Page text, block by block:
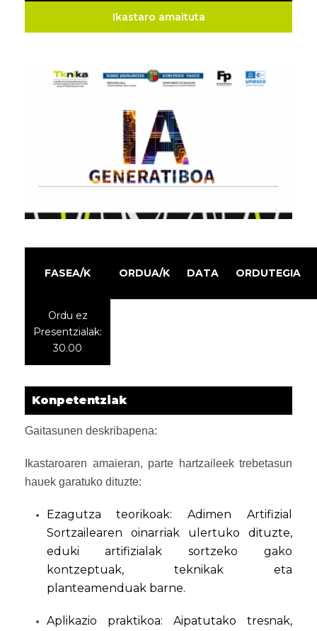
Ikastaro amaituta
FASEA/K ORDUA/K DATA ORDUTEGIA
Ordu ez
Presentzialak:
30.00
Konpetentziak
Gaitasunen deskribapena:
Ikastaroaren amaieran, parte hartzaileek trebetasun
hauek garatuko dituzte:
Ezagutza teorikoak: Adimen Artifizial
Sortzailearen oinarriak ulertuko dituzte,
eduki artifizialak sortzeko gako
kontzeptuak, teknikak eta
planteamenduak barne.
Aplikazio praktikoa: Aipatutako tresnak,